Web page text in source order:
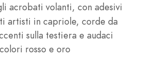
acrobati volanti, con adesivi
artisti in capriole, corde da
sulla testiera e audaci
rosso e oro